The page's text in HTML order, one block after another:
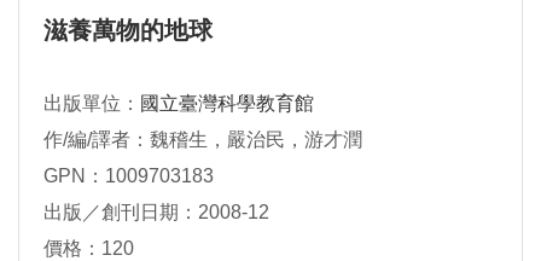
滋養萬物的地球
出版單位： 國立臺灣科學教育館
作/編/譯者：魏稽生，嚴治民，游才潤
GPN：1009703183
出版／創刊日期：2008-12
價格：120